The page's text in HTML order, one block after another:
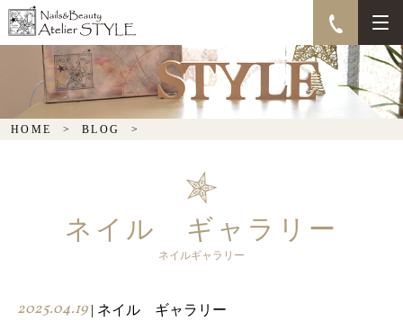
HOME BLOG
ネイル ギャラリー
ネイルギャラリー
2025.04.19| ネイル ギャラリー